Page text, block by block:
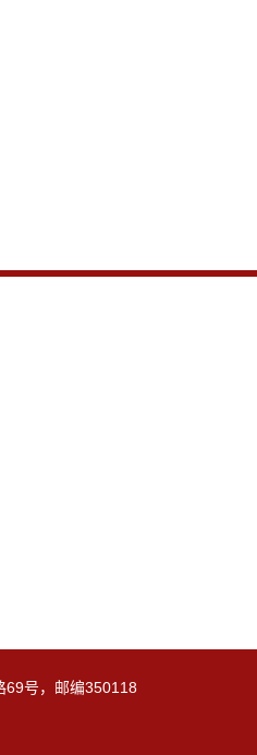
号，邮编350118